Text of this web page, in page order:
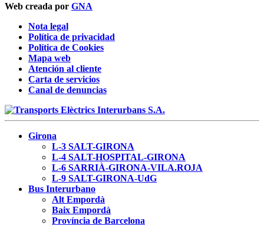
Web creada por GNA
Nota legal
Política de privacidad
Política de Cookies
Mapa web
Atención al cliente
Carta de servicios
Canal de denuncias
Girona
L-3 SALT-GIRONA
L-4 SALT-HOSPITAL-GIRONA
L-6 SARRIÀ-GIRONA-VILA.ROJA
L-9 SALT-GIRONA-UdG
Bus Interurbano
Alt Empordà
Baix Empordà
Província de Barcelona